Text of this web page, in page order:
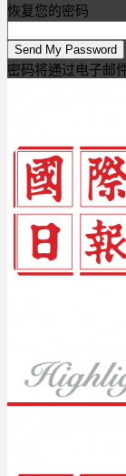
恢复您的密码
密码将通过电子邮